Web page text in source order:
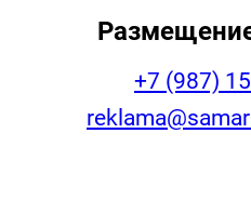
+7 (987)